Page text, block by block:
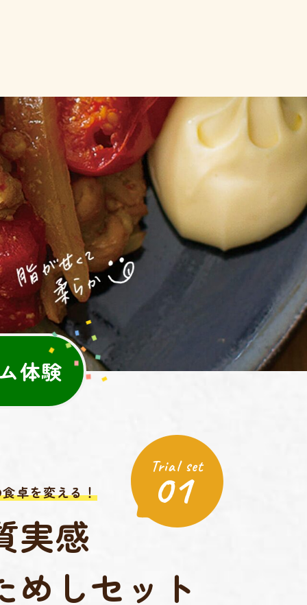
体験
Trial set
01
卓を変える！
実感
めしセット